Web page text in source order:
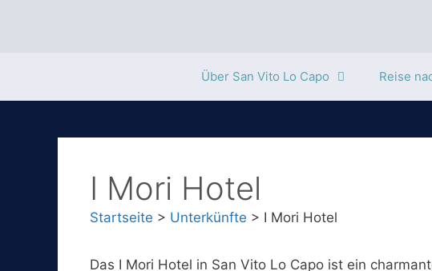
Über San Vito Lo Capo Reise
I Mori Hotel
Startseite > Unterkünfte > I Mori Hotel
Das I Mori Hotel in San Vito Lo Capo ist ein